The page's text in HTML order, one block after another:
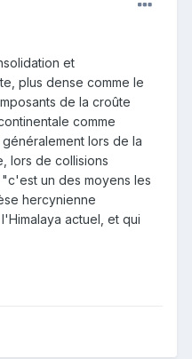
et
plus dense comme le
de la croûte
comme
lors de la
lors de collisions
un des moyens les
hercynienne
actuel, et qui